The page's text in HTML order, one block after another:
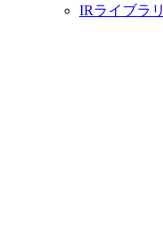
IRライブラリ